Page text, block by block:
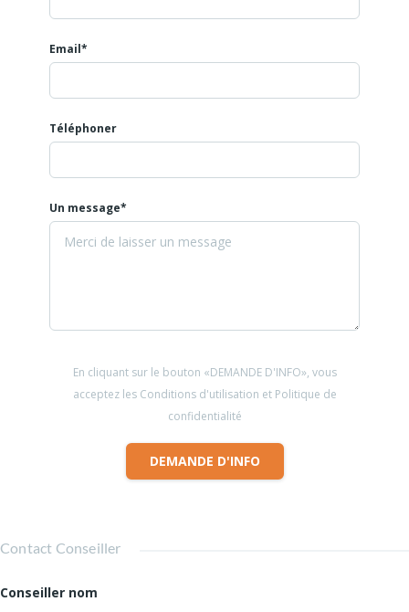
Email*
Téléphoner
Un message*
En cliquant sur le bouton «DEMANDE D'INFO», vous
acceptez les Conditions d'utilisation et Politique de
confidentialité
DEMANDE D'INFO
Contact Conseiller
Conseiller nom